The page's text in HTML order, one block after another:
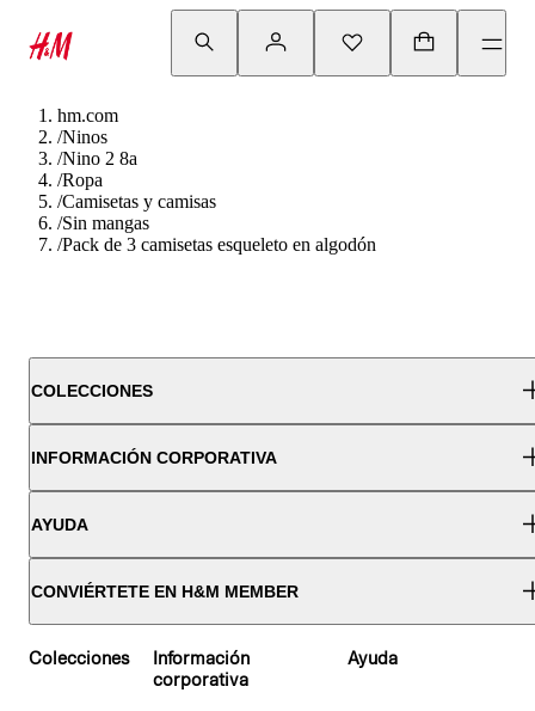
hm.com
/Ninos
/Nino 2 8a
/Ropa
/Camisetas y camisas
/Sin mangas
/Pack de 3 camisetas esqueleto en algodón
COLECCIONES
INFORMACIÓN CORPORATIVA
AYUDA
CONVIÉRTETE EN H&M MEMBER
Colecciones
Información
corporativa
Ayuda